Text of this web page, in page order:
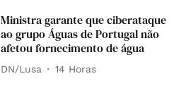
Ministra garante que ciberataque
ao grupo Águas de Portugal não
afetou fornecimento de água
DN/Lusa 14 Horas